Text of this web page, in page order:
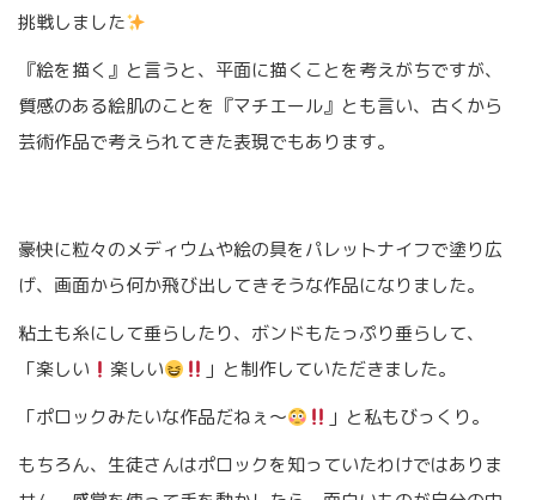
挑戦しました
『絵を描く』と言うと、平面に描くことを考えがちですが、
質感のある絵肌のことを『マチエール』とも言い、古くから
芸術作品で考えられてきた表現でもあります。
豪快に粒々のメディウムや絵の具をパレットナイフで塗り広
げ、画面から何か飛び出してきそうな作品になりました。
粘土も糸にして垂らしたり、ボンドもたっぷり垂らして、
「楽しい
楽しい
」と制作していただきました。
「ポロックみたいな作品だねぇ〜
」と私もびっくり。
もちろん、生徒さんはポロックを知っていたわけではありま